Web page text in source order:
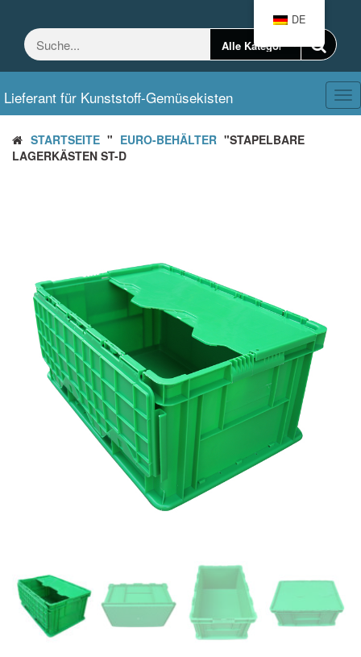
springen
Lieferant für Kunststoff-Gemüsekisten
STARTSEITE " EURO-BEHÄLTER "STAPELBARE
LAGERKÄSTEN ST-D
DE